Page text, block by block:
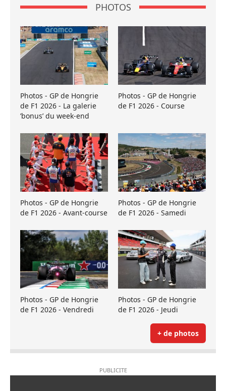
PHOTOS
Photos - GP de Hongrie
de F1 2026 - La galerie
’bonus’ du week-end
Photos - GP de Hongrie
de F1 2026 - Course
Photos - GP de Hongrie
de F1 2026 - Avant-course
Photos - GP de Hongrie
de F1 2026 - Samedi
Photos - GP de Hongrie
de F1 2026 - Vendredi
Photos - GP de Hongrie
de F1 2026 - Jeudi
+ de photos